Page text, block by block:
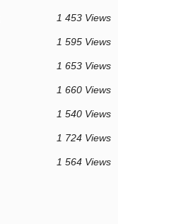
1 453 Views
1 595 Views
1 653 Views
1 660 Views
1 540 Views
1 724 Views
1 564 Views